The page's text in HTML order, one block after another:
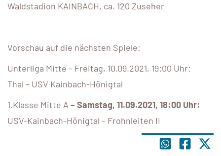
Waldstadion KAINBACH, ca. 120 Zuseher
Vorschau auf die nächsten Spiele:
Unterliga Mitte – Freitag, 10.09.2021, 19:00 Uhr:
Thal – USV Kainbach-Hönigtal
1.Klasse Mitte A – Samstag, 11.09.2021, 18:00 Uhr:
USV-Kainbach-Hönigtal – Frohnleiten II